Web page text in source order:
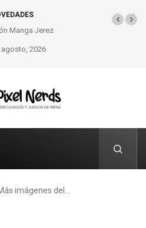
SNES Pixel Book para
los amantes de lo retro
agosto, 2026
imágenes del…